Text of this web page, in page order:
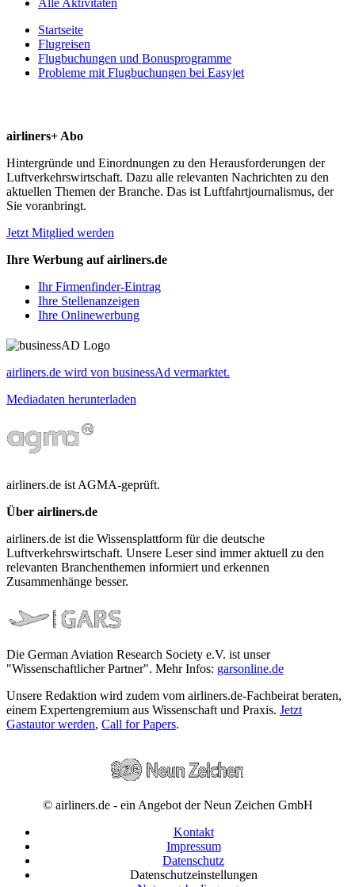
Startseite
Flugreisen
Flugbuchungen und Bonusprogramme
Probleme mit Flugbuchungen bei Easyjet
airliners+ Abo
Hintergründe und Einordnungen zu den Herausforderungen der
Luftverkehrswirtschaft. Dazu alle relevanten Nachrichten zu den
aktuellen Themen der Branche. Das ist Luftfahrtjournalismus, der
Sie voranbringt.
Jetzt Mitglied werden
Ihre Werbung auf airliners.de
Ihr Firmenfinder-Eintrag
Ihre Stellenanzeigen
Ihre Onlinewerbung
airliners.de wird von businessAd vermarktet.
Mediadaten herunterladen
airliners.de ist AGMA-geprüft.
Über airliners.de
airliners.de ist die Wissensplattform für die deutsche
Luftverkehrswirtschaft. Unsere Leser sind immer aktuell zu den
relevanten Branchenthemen informiert und erkennen
Zusammenhänge besser.
Die German Aviation Research Society e.V. ist unser
"Wissenschaftlicher Partner". Mehr Infos: garsonline.de
Unsere Redaktion wird zudem vom airliners.de-Fachbeirat beraten,
einem Expertengremium aus Wissenschaft und Praxis. Jetzt
Gastautor werden, Call for Papers.
© airliners.de - ein Angebot der Neun Zeichen GmbH
Kontakt
Impressum
Datenschutz
Datenschutzeinstellungen